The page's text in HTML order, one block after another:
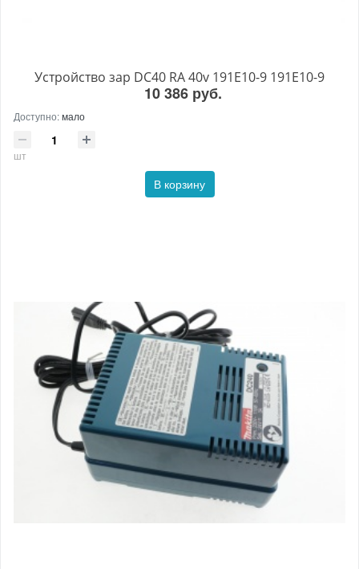
Устройство зар DC40 RA 40v 191E10-9 191E10-9
10 386 руб.
Доступно:мало
шт
В корзину